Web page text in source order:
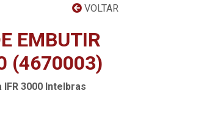
VOLTAR
EMBUTIR
(4670003)
3000 Intelbras